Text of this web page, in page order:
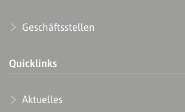
Geschäftsstellen
Quicklinks
Aktuelles